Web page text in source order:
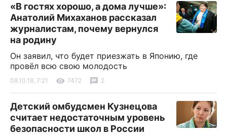
«В гостях хорошо, а дома лучше»:
Анатолий Михаханов рассказал
журналистам, почему вернулся
на родину
Он заявил, что будет приезжать в Японию, где
провёл всю свою молодость
08.10.18, 7:21 7472 2
Детский омбудсмен Кузнецова
считает недостаточным уровень
безопасности школ в России